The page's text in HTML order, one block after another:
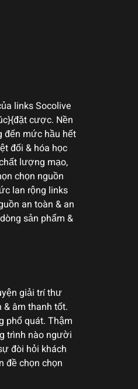
links Socolive
cược. Nền
đến mức hầu hết
đối & hóa học
lượng mạo,
chọn nguồn
lan rộng links
an toàn & an
sản phẩm &
giải trí thư
âm thanh tốt.
phổ quát. Thậm
trình nào người
đòi hỏi khách
đề chọn chọn